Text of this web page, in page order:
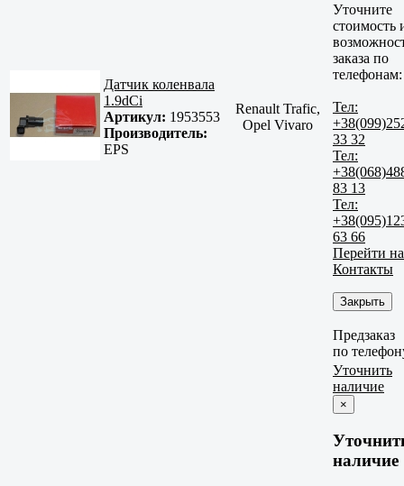
Датчик коленвала
1.9dCi
Артикул: 1953553
Производитель:
EPS
Renault Trafic,
Opel Vivaro
Уточните
стоимость
заказа по
телефонам:
Тел:
33 32
Тел:
83 13
Тел:
63 66
Перейти на
Контакты
Закрыть
Предзаказ
по
Уточнить
наличие
×
наличие